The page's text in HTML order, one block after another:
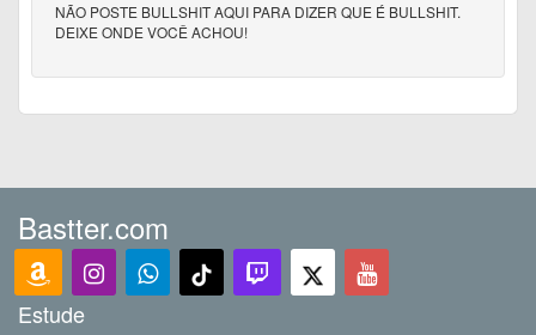
NÃO POSTE BULLSHIT AQUI PARA DIZER QUE É BULLSHIT.
DEIXE ONDE VOCÊ ACHOU!
Bastter.com
Estude